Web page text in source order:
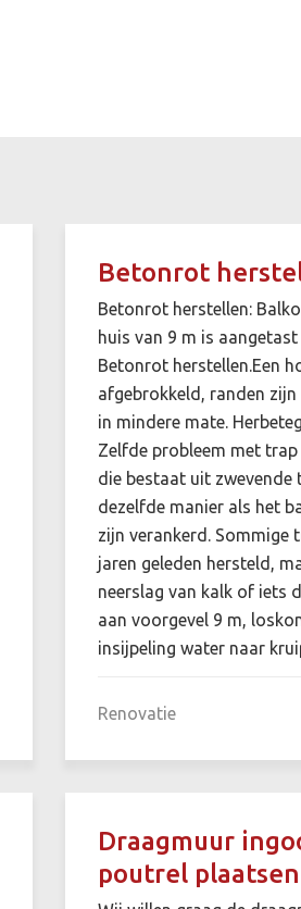
Betonrot
Betonrot herstellen:
huis van 9 m is
Betonrot herstellen.Een
afgebrokkeld, randen
in mindere mate.
Zelfde probleem met
die bestaat uit zwevende
dezelfde manier als het
zijn verankerd. Sommige
jaren geleden hersteld,
neerslag van kalk of iets
aan voorgevel 9 m,
insijpeling water naar
Renovatie
Draagmuur
poutrel plaatsen